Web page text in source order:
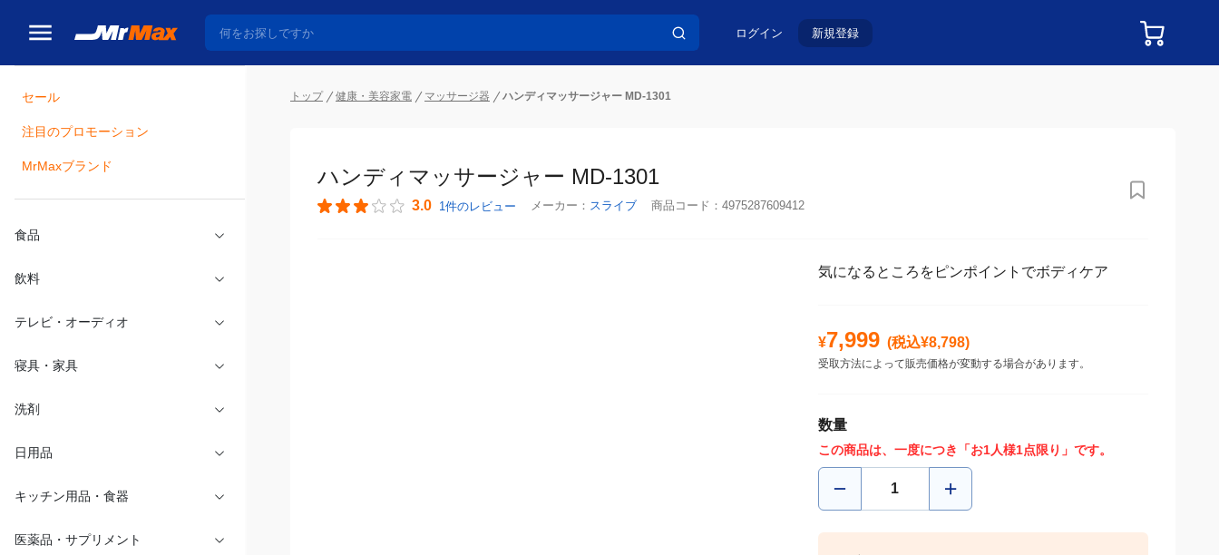
ログイン 新規登録
セール
注目のプロモーション
MrMaxブランド
食品
飲料
テレビ・オーディオ
寝具・家具
洗剤
日用品
トップ 健康・美容家電 マッサージ器 ハンディマッサージャー MD-1301
ハンディマッサージャー MD-1301
3.0 1件のレビュー メーカー： スライブ 商品コード： 4975287609412
気になるところをピンポイントでボディケア
¥7,999 (税込¥8,798)
受取方法によって販売価格が変動する場合があります。
数量
この商品は、一度につき「お1人様1点限り」です。